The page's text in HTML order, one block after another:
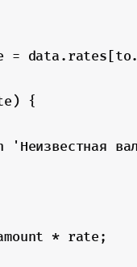
=
{
'Неизвестная
* rate;